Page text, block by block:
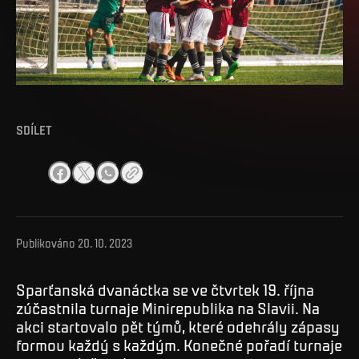
SDÍLET
Publikováno 20. 10. 2023
Sparťanská dvanáctka se ve čtvrtek 19. října
zúčastnila turnaje Minirepublika na Slavii. Na
akci startovalo pět týmů, které odehrály zápasy
formou každý s každým. Konečné pořadí turnaje